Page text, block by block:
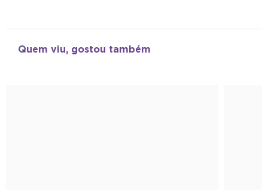
Quem viu, gostou também